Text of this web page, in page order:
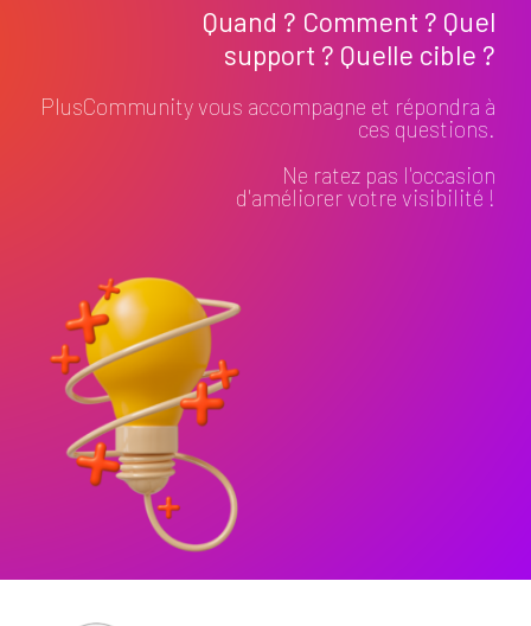
Quand ? Comment ? Quel
support ? Quelle cible ?
PlusCommunity vous accompagne et répondra à
ces questions.
Ne ratez pas l'occasion
d'améliorer votre visibilité !